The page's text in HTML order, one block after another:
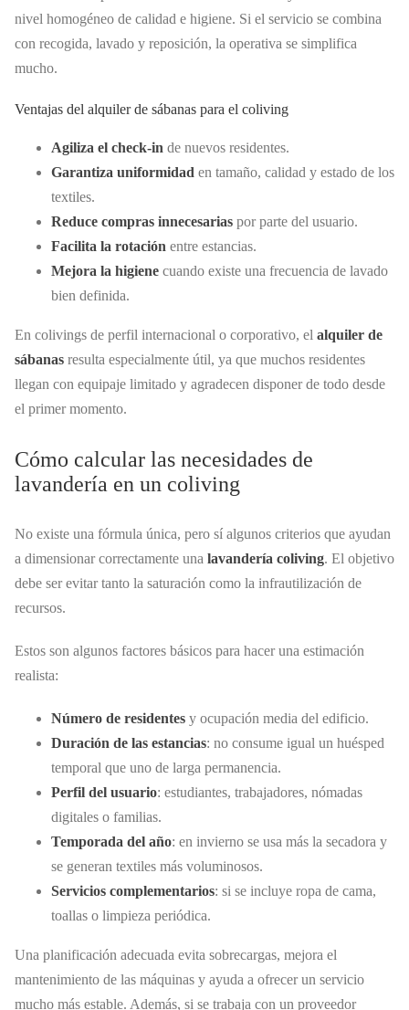
nivel homogéneo de calidad e higiene. Si el servicio se combina
con recogida, lavado y reposición, la operativa se simplifica
mucho.
Ventajas del alquiler de sábanas para el coliving
Agiliza el check-in de nuevos residentes.
Garantiza uniformidad en tamaño, calidad y estado de los
textiles.
Reduce compras innecesarias por parte del usuario.
Facilita la rotación entre estancias.
Mejora la higiene cuando existe una frecuencia de lavado
bien definida.
En colivings de perfil internacional o corporativo, el alquiler de
sábanas resulta especialmente útil, ya que muchos residentes
llegan con equipaje limitado y agradecen disponer de todo desde
el primer momento.
Cómo calcular las necesidades de
lavandería en un coliving
No existe una fórmula única, pero sí algunos criterios que ayudan
a dimensionar correctamente una lavandería coliving. El objetivo
debe ser evitar tanto la saturación como la infrautilización de
recursos.
Estos son algunos factores básicos para hacer una estimación
realista:
Número de residentes y ocupación media del edificio.
Duración de las estancias: no consume igual un huésped
temporal que uno de larga permanencia.
Perfil del usuario: estudiantes, trabajadores, nómadas
digitales o familias.
Temporada del año: en invierno se usa más la secadora y
se generan textiles más voluminosos.
Servicios complementarios: si se incluye ropa de cama,
toallas o limpieza periódica.
Una planificación adecuada evita sobrecargas, mejora el
mantenimiento de las máquinas y ayuda a ofrecer un servicio
mucho más estable. Además, si se trabaja con un proveedor